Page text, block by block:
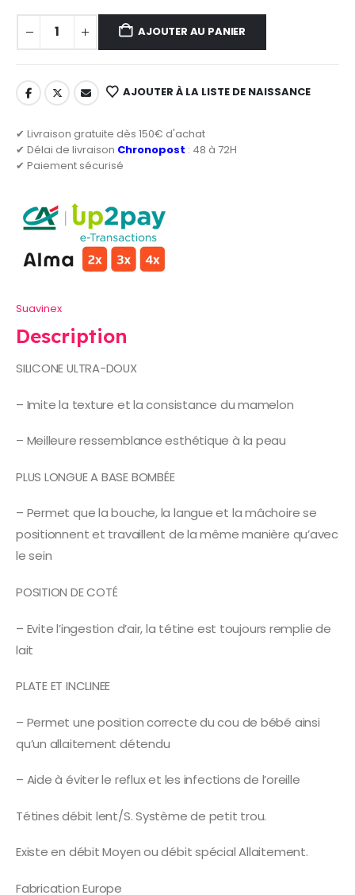
AJOUTER AU PANIER
AJOUTER À LA LISTE DE NAISSANCE
✔ Livraison gratuite dès 150€ d'achat
✔ Délai de livraison Chronopost : 48 à 72H
✔ Paiement sécurisé
Suavinex
Description
SILICONE ULTRA-DOUX
– Imite la texture et la consistance du mamelon
– Meilleure ressemblance esthétique à la peau
PLUS LONGUE A BASE BOMBÉE
– Permet que la bouche, la langue et la mâchoire se
positionnent et travaillent de la même manière qu’avec
le sein
POSITION DE COTÉ
– Evite l’ingestion d’air, la tétine est toujours remplie de
lait
PLATE ET INCLINEE
– Permet une position correcte du cou de bébé ainsi
qu’un allaitement détendu
– Aide à éviter le reflux et les infections de l’oreille
Tétines débit lent/S. Système de petit trou.
Existe en débit Moyen ou débit spécial Allaitement.
Fabrication Europe